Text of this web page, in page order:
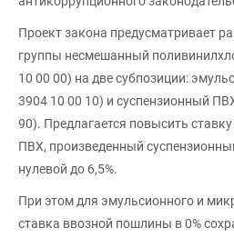
Проект закона предусматривает
группы несмешанный
10 00 00) на две субпозиции:
3904 10 00 10) и суспензионный
90). Предлагается повысить
ПВХ, произведенный
нулевой до 6,5%.
При этом для эмульсионного и
ставка ввозной пошлины в 0%